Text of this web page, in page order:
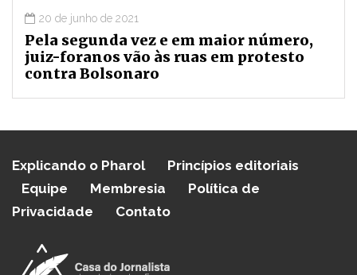
20 de junho de 2021
Pela segunda vez e em maior número,
juiz-foranos vão às ruas em protesto
contra Bolsonaro
Explicando o Pharol
Princípios editoriais
Equipe
Membresia
Política de
Privacidade
Contato